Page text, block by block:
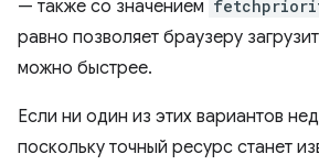
— также со значением
равно позволяет браузеру
можно быстрее.
Если ни один из этих вариантов
поскольку точный ресурс станет